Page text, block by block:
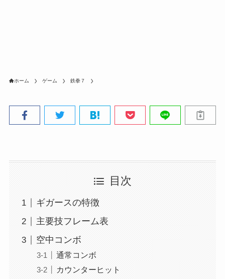
ホーム ゲーム 鉄拳７
目次
ギガースの特徴
主要技フレーム表
空中コンボ
通常コンボ
カウンターヒット